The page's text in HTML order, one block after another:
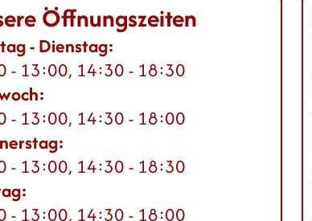
Öffnungszeiten
- Dienstag:
- 13:00, 14:30 - 18:30
- 13:00, 14:30 - 18:00
- 13:00, 14:30 - 18:30
- 13:00, 14:30 - 18:00